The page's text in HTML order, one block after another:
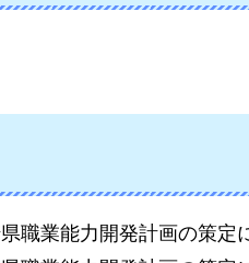
職業能力開発計画の策定